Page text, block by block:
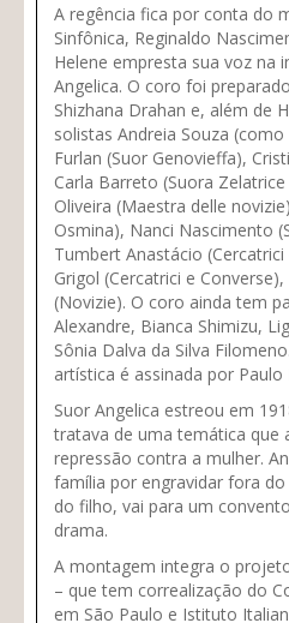
A regência fica por conta do
Sinfônica, Reginaldo
Helene empresta sua voz na
Angelica. O coro foi
Shizhana Drahan e, além de
solistas Andreia Souza
Furlan (Suor Genovieffa),
Carla Barreto (Suora
Oliveira (Maestra delle
Osmina), Nanci Nascimento
Tumbert Anastácio
Grigol (Cercatrici e
(Novizie). O coro ainda tem
Alexandre, Bianca Shimizu,
Sônia Dalva da Silva
artística é assinada por Paulo
Suor Angelica estreou em
tratava de uma temática que
repressão contra a mulher.
família por engravidar fora
do filho, vai para um
drama.
A montagem integra o
– que tem correalização do
em São Paulo e Istituto